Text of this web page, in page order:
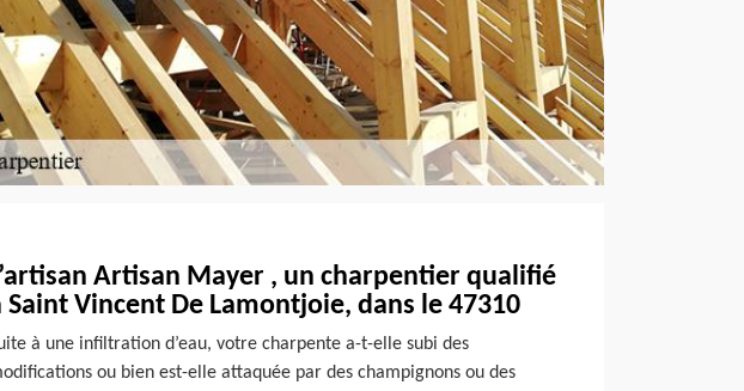
Artisan Mayer , un charpentier qualifié
Saint Vincent De Lamontjoie, dans le 47310
à une infiltration d’eau, votre charpente a-t-elle subi des
ou bien est-elle attaquée par des champignons ou des